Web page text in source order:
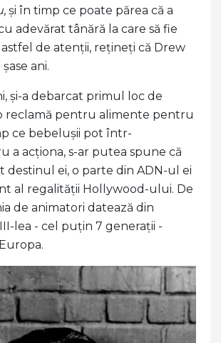
, și în timp ce poate părea că a
adevărat tânără la care să fie
de atenții, rețineți că Drew
ani.
și-a debarcat primul loc de
reclamă pentru alimente pentru
ce bebelușii pot într-
a acționa, s-ar putea spune că
destinul ei, o parte din ADN-ul ei
al regalității Hollywood-ului. De
de animatori datează din
lea - cel puțin 7 generații -